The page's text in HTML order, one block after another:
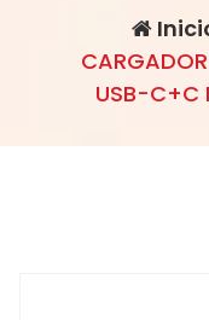
USB-C+C